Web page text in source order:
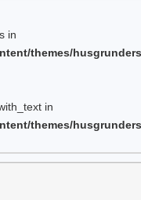
in
themes/
in
themes/